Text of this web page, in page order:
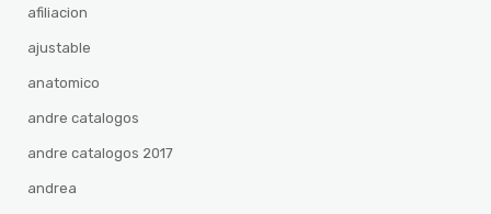
afiliacion
ajustable
anatomico
andre catalogos
andre catalogos 2017
andrea